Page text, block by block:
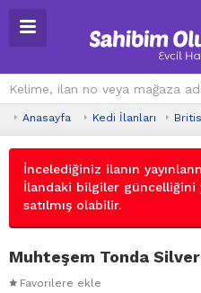
Anasayfa Kedi İlanları
İncelediğiniz ilanın
İlandaki bilgiler
satılmış olabilir.
Muhteşem Tonda
Favorilere ekle